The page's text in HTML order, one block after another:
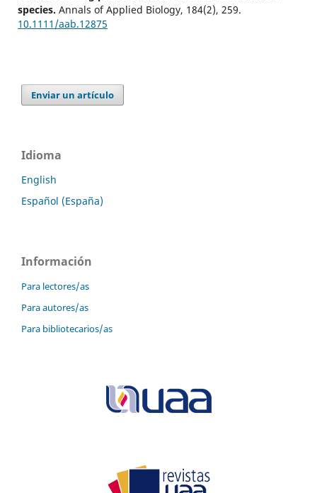
species. Annals of Applied Biology, 184(2), 259.
10.1111/aab.12875
Enviar un artículo
Idioma
English
Español (España)
Información
Para lectores/as
Para autores/as
Para bibliotecarios/as